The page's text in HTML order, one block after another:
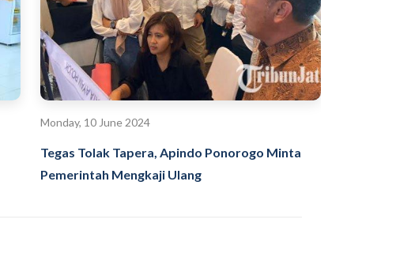
Monday, 10 June 2024
Tegas Tolak Tapera, Apindo Ponorogo Minta
Pemerintah Mengkaji Ulang